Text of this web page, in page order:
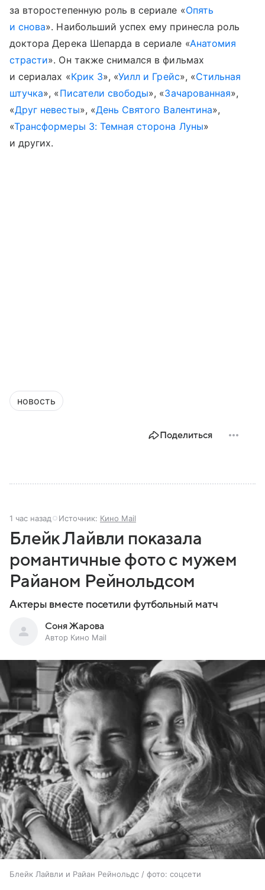
за второстепенную роль в сериале «Опять
и снова». Наибольший успех ему принесла роль
доктора Дерека Шепарда в сериале «Анатомия
страсти». Он также снимался в фильмах
и сериалах «Крик 3», «Уилл и Грейс», «Стильная
штучка», «Писатели свободы», «Зачарованная»,
«Друг невесты», «День Святого Валентина»,
«Трансформеры 3: Темная сторона Луны»
и других.
новость
Поделиться
1 час назад Источник: Кино Mail
Блейк Лайвли показала
романтичные фото с мужем
Райаном Рейнольдсом
Актеры вместе посетили футбольный матч
Соня Жарова
Автор Кино Mail
Блейк Лайвли и Райан Рейнольдс / фото: соцсети